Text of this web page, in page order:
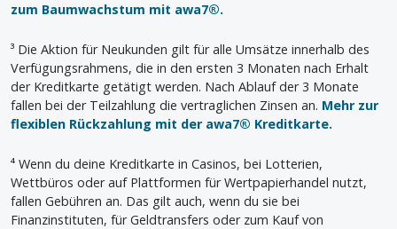
zum Baumwachstum mit awa7®.
³ Die Aktion für Neukunden gilt für alle Umsätze innerhalb des
Verfügungsrahmens, die in den ersten 3 Monaten nach Erhalt
der Kreditkarte getätigt werden. Nach Ablauf der 3 Monate
fallen bei der Teilzahlung die vertraglichen Zinsen an. Mehr zur
flexiblen Rückzahlung mit der awa7® Kreditkarte.
⁴ Wenn du deine Kreditkarte in Casinos, bei Lotterien,
Wettbüros oder auf Plattformen für Wertpapierhandel nutzt,
fallen Gebühren an. Das gilt auch, wenn du sie bei
Finanzinstituten, für Geldtransfers oder zum Kauf von